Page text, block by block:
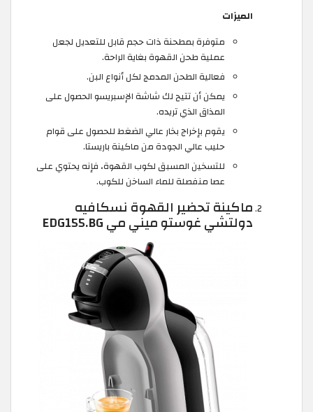
الميزات
متوفرة بمطحنة ذات حجم قابل للتعديل لجعل
عملية طحن القهوة بغاية الراحة.
فعالية الطحن المدمج لكل أنواع البن.
يمكن أن تتيح لك شاشة الإسبريسو الحصول على
المذاق الذي تريده.
يقوم بإخراج بخار عالي الضغط للحصول على قوام
حليب عالي الجودة من ماكينة باريستا.
للتسخين المسبق لكوب القهوة، فإنه يحتوي على
عصا منفصلة للماء الساخن للكوب.
ماكينة تحضير القهوة نسكافيه
دولتشي غوستو ميني مي EDG155.BG